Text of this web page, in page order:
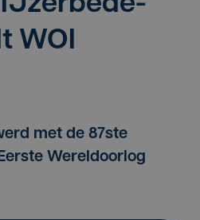
WOI
met de 87ste
Wereldoorlog